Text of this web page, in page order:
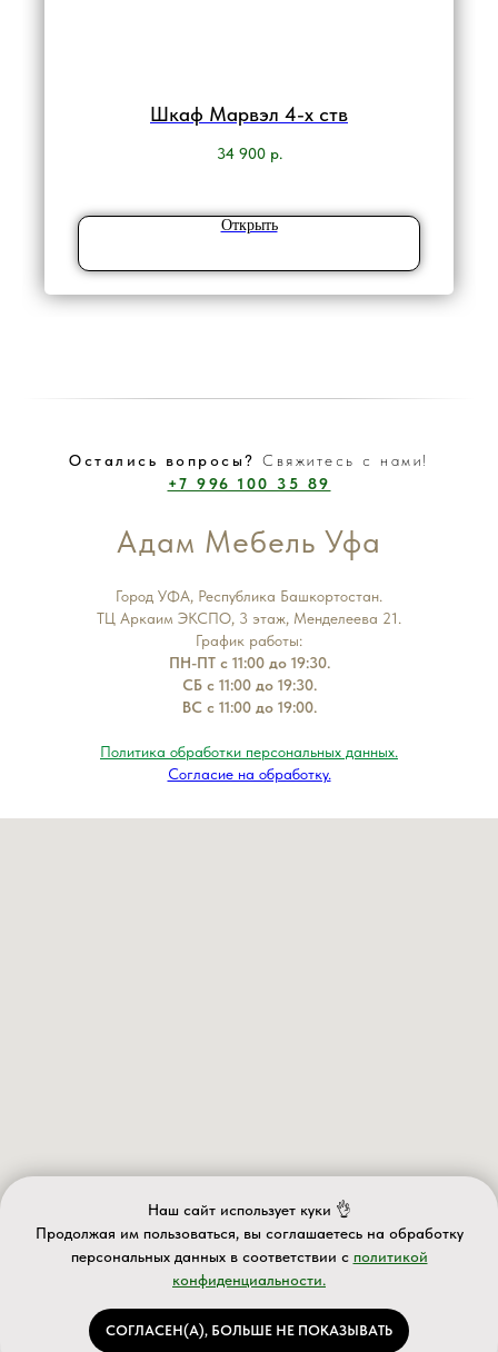
Шкаф Марвэл 4-х ств
34 900 р.
Открыть
Остались вопросы?Свяжитесь с нами!
+7 996 100 35 89
Адам Мебель Уфа
Город УФА, Республика Башкортостан.
ТЦ Аркаим ЭКСПО, 3 этаж, Менделеева 21.
График работы:
ПН-ПТ с 11:00 до 19:30.
СБ с 11:00 до 19:30.
ВС с 11:00 до 19:00.
Политика обработки персональных данных.
Согласие на обработку.
Наш сайт использует куки 👌
Продолжая им пользоваться, вы соглашаетесь на обработку
персональных данных в соответствии с политикой
конфиденциальности.
СОГЛАСЕН(А), БОЛЬШЕ НЕ ПОКАЗЫВАТЬ
ИП Валеев А.Д.
Информация на сайте носит информационный характер и не